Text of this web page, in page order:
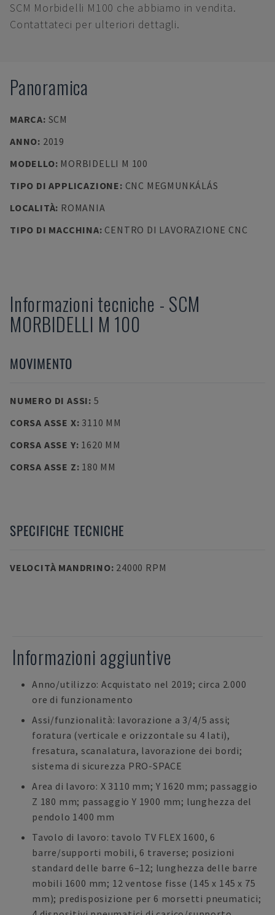
SCM Morbidelli M100 che abbiamo in vendita.
Contattateci per ulteriori dettagli.
Panoramica
MARCA: SCM
ANNO: 2019
MODELLO: MORBIDELLI M 100
TIPO DI APPLICAZIONE: CNC MEGMUNKÁLÁS
LOCALITÀ: ROMANIA
TIPO DI MACCHINA: CENTRO DI LAVORAZIONE CNC
Informazioni tecniche - SCM
MORBIDELLI M 100
MOVIMENTO
NUMERO DI ASSI: 5
CORSA ASSE X: 3110 MM
CORSA ASSE Y: 1620 MM
CORSA ASSE Z: 180 MM
SPECIFICHE TECNICHE
VELOCITÀ MANDRINO: 24000 RPM
Informazioni aggiuntive
Anno/utilizzo: Acquistato nel 2019; circa 2.000
ore di funzionamento
Assi/funzionalità: lavorazione a 3/4/5 assi;
foratura (verticale e orizzontale su 4 lati),
fresatura, scanalatura, lavorazione dei bordi;
sistema di sicurezza PRO-SPACE
Area di lavoro: X 3110 mm; Y 1620 mm; passaggio
Z 180 mm; passaggio Y 1900 mm; lunghezza del
pendolo 1400 mm
Tavolo di lavoro: tavolo TV FLEX 1600, 6
barre/supporti mobili, 6 traverse; posizioni
standard delle barre 6–12; lunghezza delle barre
mobili 1600 mm; 12 ventose fisse (145 x 145 x 75
mm); predisposizione per 6 morsetti pneumatici;